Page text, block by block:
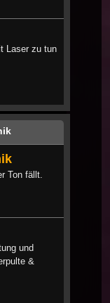
Laser zu tun
Ton fällt.
und
&